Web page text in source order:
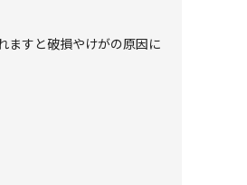
ますと破損やけがの原因に